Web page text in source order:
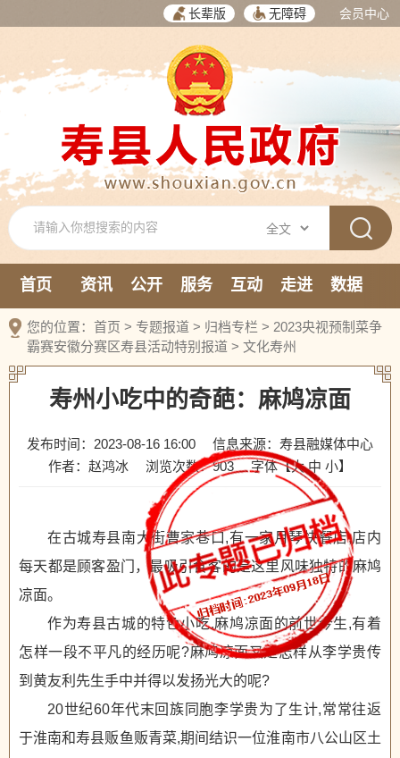
长辈版 无障碍 会员中心
首页 资讯 公开 服务 互动 走进
数据
新媒体
您的位置： 首页 > 专题报道 > 归档专栏 > 2023央视预制菜争
霸赛安徽分赛区寿县活动特别报道 > 文化寿州
寿州小吃中的奇葩：麻鸠凉面
发布时间：2023-08-16 16:00
信息来源：寿县融媒体中心
作者：赵鸿冰
浏览次数：903 字体【大 中 小】
在古城寿县南大街曹家巷口,有一家月琴快餐店,店内
每天都是顾客盈门，最吸引食客的是这里风味独特的麻鸠
凉面。
作为寿县古城的特色小吃,麻鸠凉面的前世今生,有着
怎样一段不平凡的经历呢?麻鸠凉面又是怎样从李学贵传
到黄友利先生手中并得以发扬光大的呢?
20世纪60年代末回族同胞李学贵为了生计,常常往返
于淮南和寿县贩鱼贩青菜,期间结识一位淮南市八公山区土